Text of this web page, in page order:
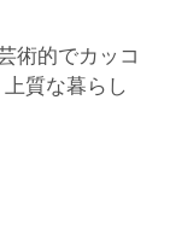
術的でカッコ
質な暮らし